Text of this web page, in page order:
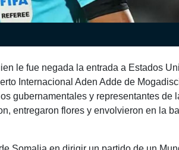
le fue negada la entrada a Estados
Internacional Aden Adde de
gubernamentales y representantes de
entregaron flores y envolvieron en la